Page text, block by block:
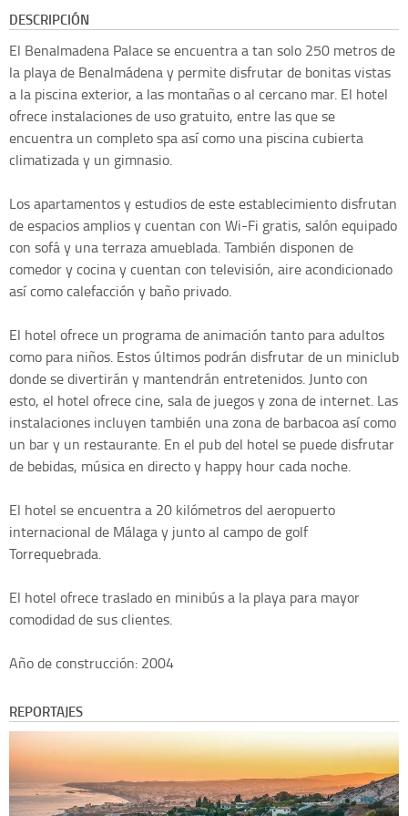
DESCRIPCIÓN
El Benalmadena Palace se encuentra a tan solo 250 metros de
la playa de Benalmádena y permite disfrutar de bonitas vistas
a la piscina exterior, a las montañas o al cercano mar. El hotel
ofrece instalaciones de uso gratuito, entre las que se
encuentra un completo spa así como una piscina cubierta
climatizada y un gimnasio.
Los apartamentos y estudios de este establecimiento disfrutan
de espacios amplios y cuentan con Wi-Fi gratis, salón equipado
con sofá y una terraza amueblada. También disponen de
comedor y cocina y cuentan con televisión, aire acondicionado
así como calefacción y baño privado.
El hotel ofrece un programa de animación tanto para adultos
como para niños. Estos últimos podrán disfrutar de un miniclub
donde se divertirán y mantendrán entretenidos. Junto con
esto, el hotel ofrece cine, sala de juegos y zona de internet. Las
instalaciones incluyen también una zona de barbacoa así como
un bar y un restaurante. En el pub del hotel se puede disfrutar
de bebidas, música en directo y happy hour cada noche.
El hotel se encuentra a 20 kilómetros del aeropuerto
internacional de Málaga y junto al campo de golf
Torrequebrada.
El hotel ofrece traslado en minibús a la playa para mayor
comodidad de sus clientes.
Año de construcción: 2004
REPORTAJES